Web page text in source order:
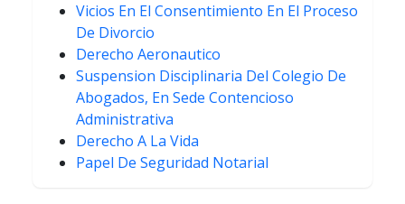
Vicios En El Consentimiento En El Proceso
De Divorcio
Derecho Aeronautico
Suspension Disciplinaria Del Colegio De
Abogados, En Sede Contencioso
Administrativa
Derecho A La Vida
Papel De Seguridad Notarial